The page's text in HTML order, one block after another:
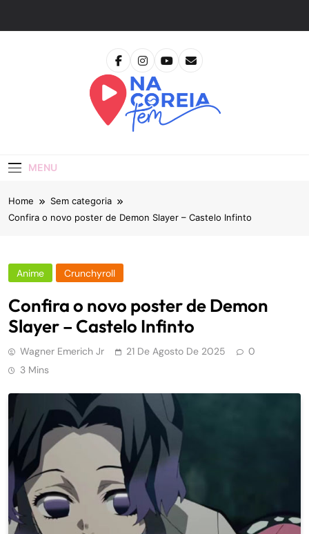
MENU
Home
Sem categoria
Confira o novo poster de Demon Slayer – Castelo Infinto
Anime Crunchyroll
Confira o novo poster de Demon
Slayer – Castelo Infinto
Wagner Emerich Jr 21 De Agosto De 2025
0
3 Mins